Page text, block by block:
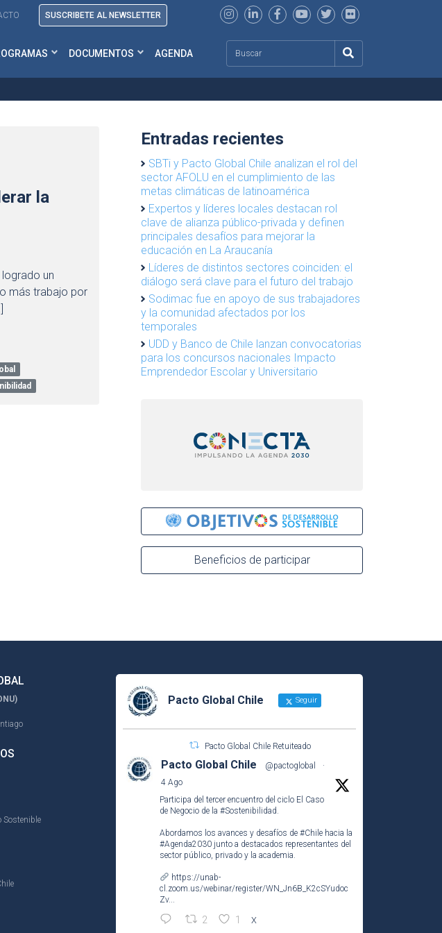
SUSCRIBETE AL NEWSLETTER
DOCUMENTOS AGENDA
la
un
más trabajo por
Entradas recientes
SBTi y Pacto Global Chile analizan el rol del
sector AFOLU en el cumplimiento de las
metas climáticas de latinoamérica
Expertos y líderes locales destacan rol
clave de alianza público-privada y definen
principales desafíos para mejorar la
educación en La Araucanía
Líderes de distintos sectores coinciden: el
diálogo será clave para el futuro del trabajo
Sodimac fue en apoyo de sus trabajadores
y la comunidad afectados por los
temporales
UDD y Banco de Chile lanzan convocatorias
para los concursos nacionales Impacto
Emprendedor Escolar y Universitario
Beneficios de participar
Sostenible
Pacto Global Chile Seguir
Pacto Global Chile Retuiteado
Pacto Global Chile @pactoglobal
·
4 Ago
Participa del tercer encuentro del ciclo El Caso
de Negocio de la #Sostenibilidad.
Abordamos los avances y desafíos de #Chile hacia la
#Agenda2030 junto a destacados representantes del
sector público, privado y la academia.
https://unab-
cl.zoom.us/webinar/register/WN_Jn6B_K2cSYudoc
Zv...
2 1 X